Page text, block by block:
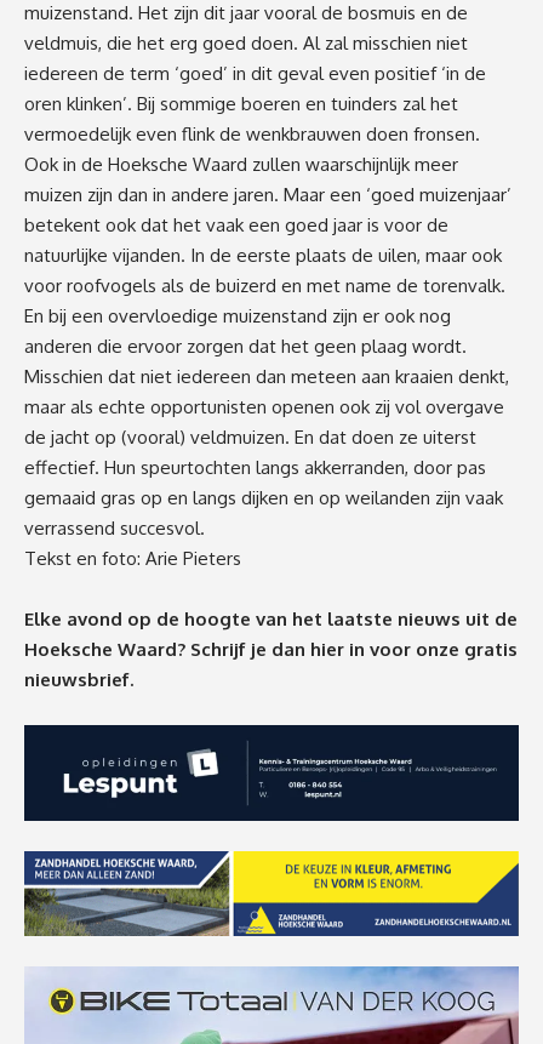
muizenstand. Het zijn dit jaar vooral de bosmuis en de
veldmuis, die het erg goed doen. Al zal misschien niet
iedereen de term ‘goed’ in dit geval even positief ‘in de
oren klinken’. Bij sommige boeren en tuinders zal het
vermoedelijk even flink de wenkbrauwen doen fronsen.
Ook in de Hoeksche Waard zullen waarschijnlijk meer
muizen zijn dan in andere jaren. Maar een ‘goed muizenjaar’
betekent ook dat het vaak een goed jaar is voor de
natuurlijke vijanden. In de eerste plaats de uilen, maar ook
voor roofvogels als de buizerd en met name de torenvalk.
En bij een overvloedige muizenstand zijn er ook nog
anderen die ervoor zorgen dat het geen plaag wordt.
Misschien dat niet iedereen dan meteen aan kraaien denkt,
maar als echte opportunisten openen ook zij vol overgave
de jacht op (vooral) veldmuizen. En dat doen ze uiterst
effectief. Hun speurtochten langs akkerranden, door pas
gemaaid gras op en langs dijken en op weilanden zijn vaak
verrassend succesvol.
Tekst en foto: Arie Pieters
Elke avond op de hoogte van het laatste nieuws uit de
Hoeksche Waard? Schrijf je dan hier in voor onze gratis
nieuwsbrief.